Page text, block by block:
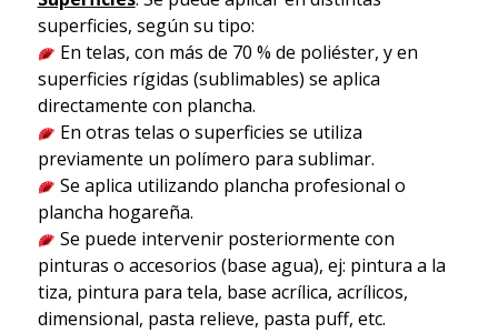
superficies, según su tipo:
En telas, con más de 70 % de poliéster, y en
superficies rígidas (sublimables) se aplica
directamente con plancha.
En otras telas o superficies se utiliza
previamente un polímero para sublimar.
Se aplica utilizando plancha profesional o
plancha hogareña.
Se puede intervenir posteriormente con
pinturas o accesorios (base agua), ej: pintura a la
tiza, pintura para tela, base acrílica, acrílicos,
dimensional, pasta relieve, pasta puff, etc.